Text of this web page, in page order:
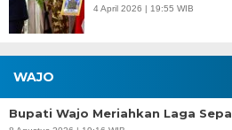
4 April 2026 | 19:55 WIB
WAJO
Bupati Wajo Meriahkan Laga